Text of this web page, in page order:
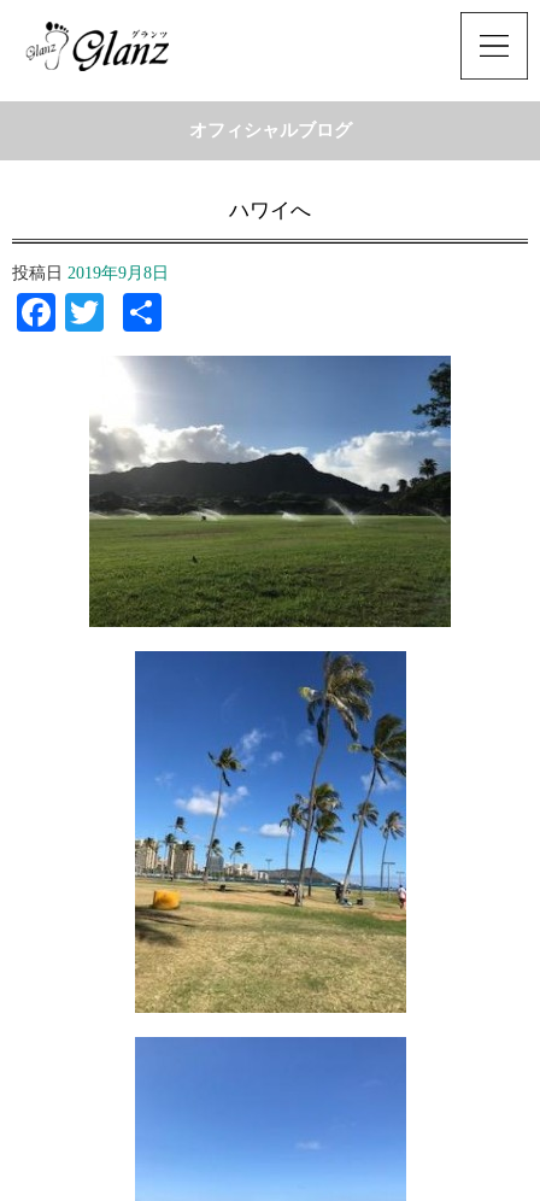
オフィシャルブログ
ハワイへ
投稿日 2019年9月8日
Facebook
Twitter
有